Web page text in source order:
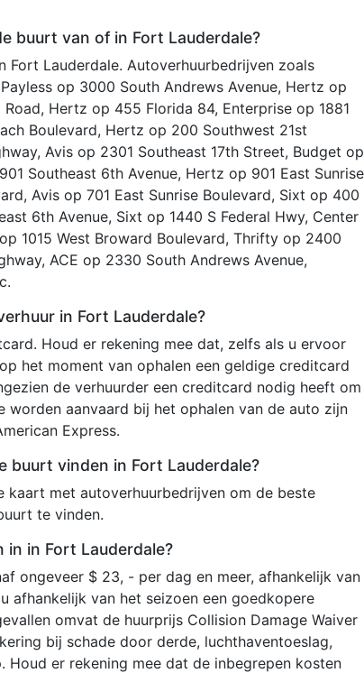
buurt van of in Fort Lauderdale?
Fort Lauderdale. Autoverhuurbedrijven zoals
op 3000 South Andrews Avenue, Hertz op
Hertz op 455 Florida 84, Enterprise op 1881
Boulevard, Hertz op 200 Southwest 21st
Avis op 2301 Southeast 17th Street, Budget op
Southeast 6th Avenue, Hertz op 901 East Sunrise
Avis op 701 East Sunrise Boulevard, Sixt op 400
6th Avenue, Sixt op 1440 S Federal Hwy, Center
1015 West Broward Boulevard, Thrifty op 2400
ACE op 2330 South Andrews Avenue,
in Fort Lauderdale?
Houd er rekening mee dat, zelfs als u ervoor
het moment van ophalen een geldige creditcard
de verhuurder een creditcard nodig heeft om
aanvaard bij het ophalen van de auto zijn
Express.
buurt vinden in Fort Lauderdale?
kaart met autoverhuurbedrijven om de beste
te vinden.
in Fort Lauderdale?
ongeveer $ 23, - per dag en meer, afhankelijk van
afhankelijk van het seizoen een goedkopere
omvat de huurprijs Collision Damage Waiver
bij schade door derde, luchthaventoeslag,
er rekening mee dat de inbegrepen kosten